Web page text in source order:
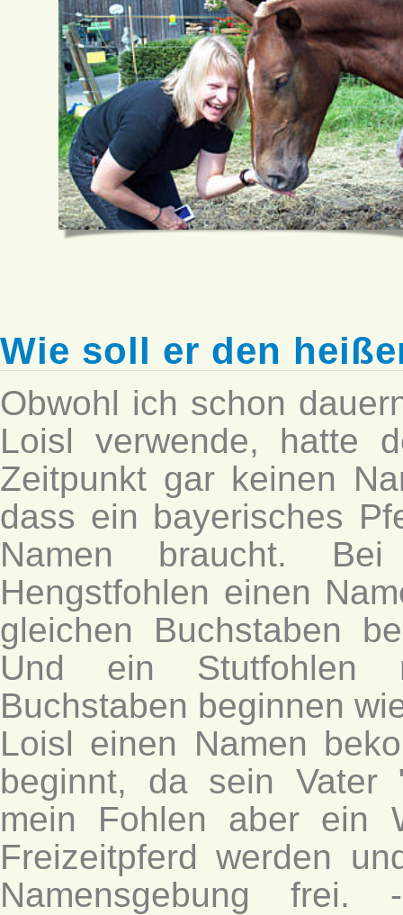
Wie soll er den
Obwohl ich schon
Loisl verwende, hatte
Zeitpunkt gar keinen
dass ein bayerisches
Namen braucht.
Hengstfohlen einen
gleichen Buchstaben
Und ein Stutfohlen
Buchstaben beginnen
Loisl einen Namen
beginnt, da sein Vater
mein Fohlen aber ein
Freizeitpferd werden
Namensgebung